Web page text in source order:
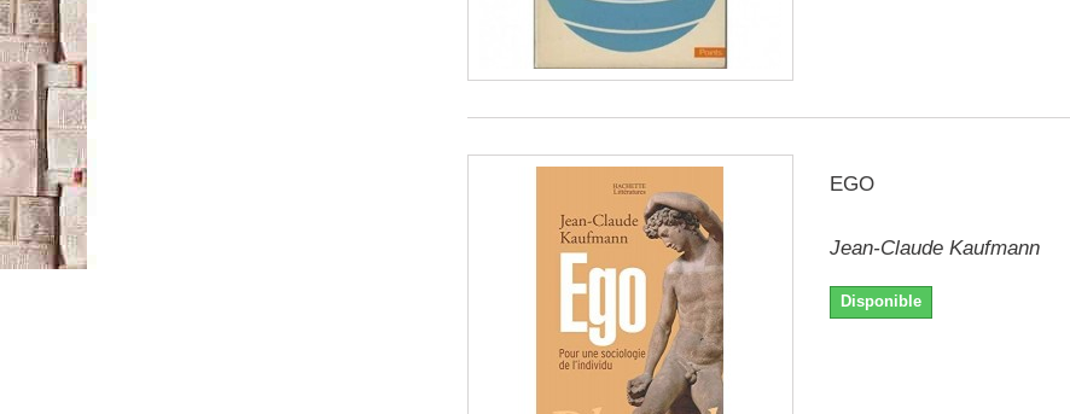
EGO
Jean-Claude Kaufmann
Disponible